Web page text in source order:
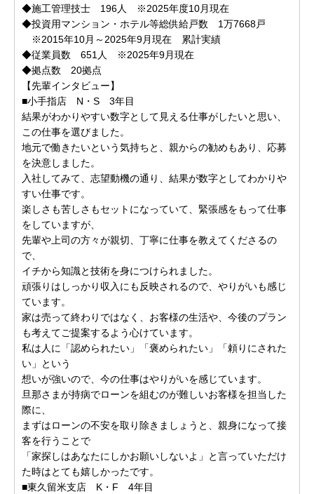
◆施工管理技士 196人 ※2025年度10月現在
◆投資用マンション・ホテル等総供給戸数 1万7668戸
※2015年10月～2025年9月現在 累計実績
◆従業員数 651人 ※2025年9月現在
◆拠点数 20拠点
【先輩インタビュー】
■小手指店 N・S 3年目
結果がわかりやすい数字として見える仕事がしたいと思い、
この仕事を選びました。
地元で働きたいという気持ちと、親からの勧めもあり、応募
を決意しました。
入社してみて、志望動機の通り、結果が数字としてわかりや
すい仕事です。
楽しさも苦しさもセットになっていて、緊張感をもって仕事
をしていますが、
先輩や上司の方々が親切、丁寧に仕事を教えてくださるの
で、
イチから知識と技術を身につけられました。
頑張りはしっかり収入にも反映されるので、やりがいも感じ
ています。
家は売って終わりではなく、お客様の生活や、今後のプラン
も考えてご提案するよう心けています。
私は人に「認められたい」「褒められたい」「頼りにされた
い」という
想いが強いので、今の仕事はやりがいを感じています。
旦那さまが持病でローンを組むのが難しいお客様を担当した
際に、
まずはローンの不安を取り除きましょうと、親身になって接
客を行うことで
「家探しはあなたにしかお願いしないよ」と言っていただけ
た時はとても嬉しかったです。
■東久留米支店 K・F 4年目